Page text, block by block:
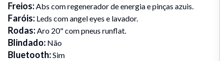
Freios:Abs com regenerador de energia e pinças azuis.
Faróis: Leds com angel eyes e lavador.
Rodas:Aro 20" com pneus runflat.
Blindado: Não
Bluetooth:Sim